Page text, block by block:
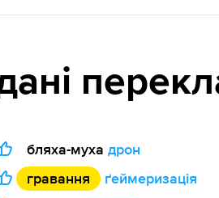
бляха-муха дрон
гравання
ґеймеризація